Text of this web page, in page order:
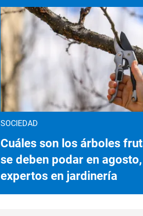
SOCIEDAD
Cuáles son los árboles
se deben podar en
expertos en jardinería